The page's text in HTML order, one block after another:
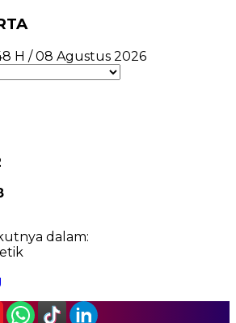
H / 08 Agustus 2026
dalam: